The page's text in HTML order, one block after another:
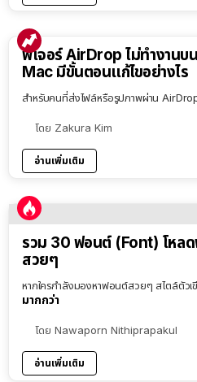
ฟีเจอร์ AirDrop ไม่ทำงาน
Mac มีขั้นตอนแก้ไขอย่างไร
สำหรับคนที่ส่งไฟล์หรือรูปภาพผ่าน
โดย Zakura Kim
อ่านเพิ่มเติม
รวม 30 ฟอนต์ (Font) โหล
สวยๆ
หากใครกำลังมองหาฟอนต์สวยๆ สไตล์ตัว
มากกว่า
โดย Nawaporn Nithiprapakul
อ่านเพิ่มเติม